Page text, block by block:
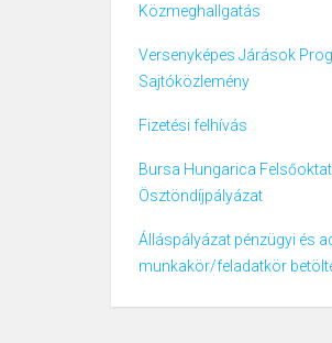
Közmeghallgatás
Versenyképes Járások
Sajtóközlemény
Fizetési felhívás
Bursa Hungarica
Ösztöndíjpályázat
Álláspályázat pénzügyi és
munkakör/feladatkör